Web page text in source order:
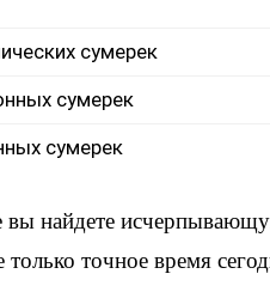
сумерек
сумерек
сумерек
вы найдете
только точное время